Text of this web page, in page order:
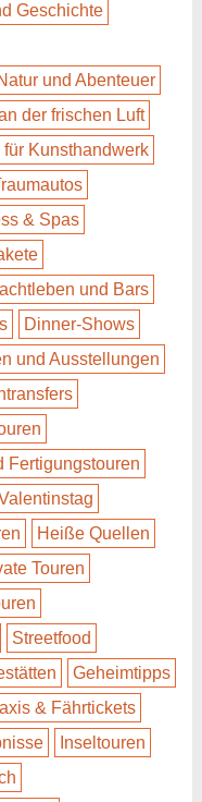
Geschichte
und Abenteuer
der frischen Luft
Kunsthandwerk
& Spas
und Bars
Dinner-Shows
und Ausstellungen
Fertigungstouren
Heiße Quellen
Touren
Streetfood
Geheimtipps
& Fährtickets
Inseltouren